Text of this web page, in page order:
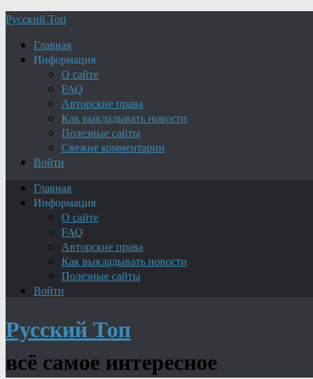
Русский Топ
Главная
Информация
О сайте
FAQ
Авторские права
Как выкладывать новости
Полезные сайты
Свежие комментарии
Войти
Главная
Информация
О сайте
FAQ
Авторские права
Как выкладывать новости
Полезные сайты
Войти
Русский Топ
всё самое интересное